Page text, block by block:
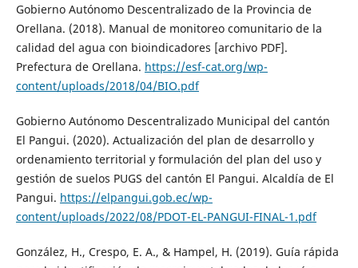
Gobierno Autónomo Descentralizado de la Provincia de
Orellana. (2018). Manual de monitoreo comunitario de la
calidad del agua con bioindicadores [archivo PDF].
Prefectura de Orellana. https://esf-cat.org/wp-
content/uploads/2018/04/BIO.pdf
Gobierno Autónomo Descentralizado Municipal del cantón
El Pangui. (2020). Actualización del plan de desarrollo y
ordenamiento territorial y formulación del plan del uso y
gestión de suelos PUGS del cantón El Pangui. Alcaldía de El
Pangui. https://elpangui.gob.ec/wp-
content/uploads/2022/08/PDOT-EL-PANGUI-FINAL-1.pdf
González, H., Crespo, E. A., & Hampel, H. (2019). Guía rápida